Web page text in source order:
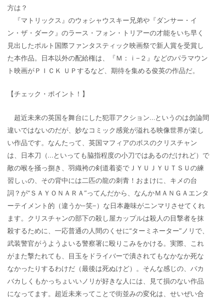
方は？
『マトリックス』のウォシャウスキー兄弟や『ダンサー・イ
ン・ザ・ダーク』のラース・フォン・トリアーの才能をいち早く
見出したポルト国際ファンタスティック映画祭で新人賞を受賞し
た本作品。日本以外の配給権は、『Ｍ：ｉ−２』などのパラマウン
ト映画がＰＩＣＫ ＵＰするなど、期待を集める俊英の作品だ。
【チェック・ポイント！】
超近未来の英国を舞台にした犯罪アクション…というのは勿論間
違いではないのだが、妙なコミック感覚が溢れる映像世界が楽し
い作品です。なんたって、英国マフィアのボスのクリスチャン
は、日本刀（…といっても脇指程度の小刀ではあるのだけれど）で
敵の喉を掻っ捌き、羽織袴の剣道着姿でＪＹＵＪＹＵＴＳＵの練
習しぃの、その背中には二匹の龍の刺青！おまけに、キメの台
詞？が“ＳＡＹＯＮＡＲＡ”ってんだから、なんかＭＡＮＧＡエンタ
ーテイメント的（違うか−笑−）な日本趣味がニンマリさせてくれ
ます。クリスチャンの部下の殺し屋カップルは殺人の目撃者を抹
殺するために、一応普通の人間のくせに“ターミネーター”ノリで、
武装警官がうようよいる警察署に殴りこみをかける。実際、これ
がまた撃たれても、目玉をドライバーで潰されてもなかなか死な
なかったりするわけだ（最後は死ぬけど）。そんな感じの、バカ
バカしくもかっちょいいノリが好きな人には、見て損のない作品
になってます。超近未来ってことで街並みの変化は、せいぜい合